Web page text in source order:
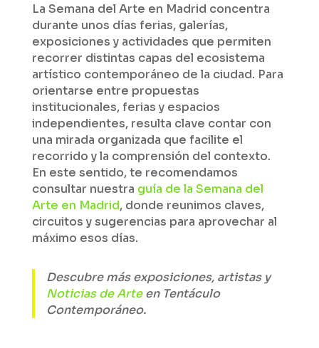
La Semana del Arte en Madrid concentra
durante unos días ferias, galerías,
exposiciones y actividades que permiten
recorrer distintas capas del ecosistema
artístico contemporáneo de la ciudad. Para
orientarse entre propuestas
institucionales, ferias y espacios
independientes, resulta clave contar con
una mirada organizada que facilite el
recorrido y la comprensión del contexto.
En este sentido, te recomendamos
consultar nuestra guía de la Semana del
Arte en Madrid, donde reunimos claves,
circuitos y sugerencias para aprovechar al
máximo esos días.
Descubre más exposiciones, artistas y
Noticias de Arteen Tentáculo
Contemporáneo.